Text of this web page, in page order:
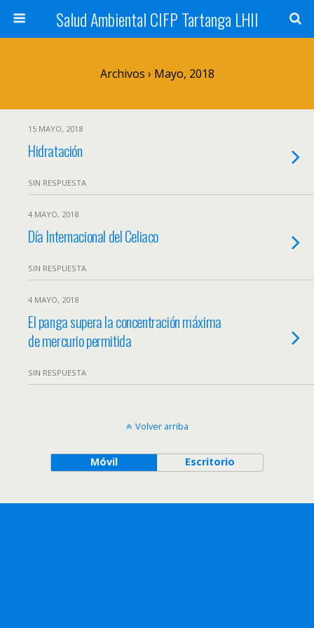
Salud Ambiental CIFP Tartanga LHII
Archivos › Mayo, 2018
15 MAYO, 2018
Hidratación
SIN RESPUESTA
4 MAYO, 2018
Día Internacional del Celiaco
SIN RESPUESTA
4 MAYO, 2018
El panga supera la concentración máxima
de mercurio permitida
SIN RESPUESTA
Volver arriba
Móvil Escritorio